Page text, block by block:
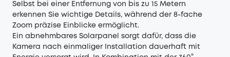
Selbst bei einer Entfernung von bis zu 15 Metern
erkennen Sie wichtige Details, während der 8-fache
Zoom präzise Einblicke ermöglicht.
Ein abnehmbares Solarpanel sorgt dafür, dass die
Kamera nach einmaliger Installation dauerhaft mit